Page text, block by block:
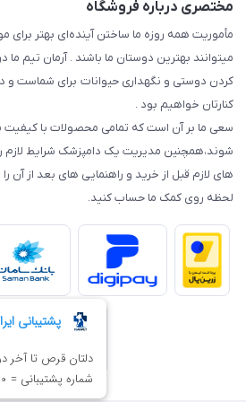
مختصری درباره فروشگاه
مأموریت همه روزه ما ساختن آینده‌ای بهتر برای
میتوانند بهترین دوستان ما باشند . آرمان تیم
کردن دوستی و نگهداری حیوانات برای شماست و
کنارتان خواهیم بود .
سعی ما بر آن است که تمامی محصولات با کیفیت
شوند،همچنین مدیریت یک دامپزشک شرایط لازم
های لازم قبل از خرید و راهنمایی های بعد از آن
لحظه روی کمک ما حساب کنید.